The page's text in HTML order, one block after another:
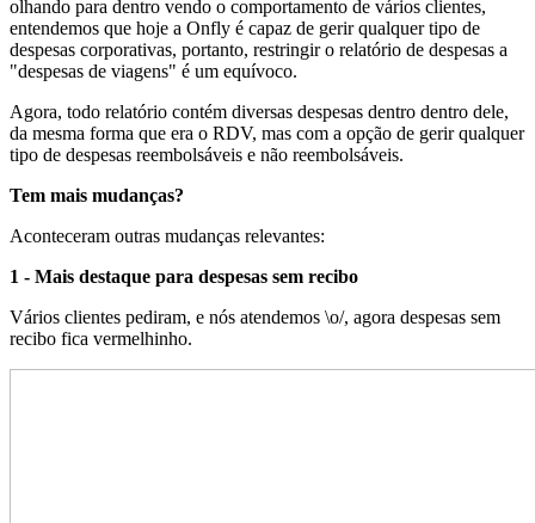
olhando para dentro vendo o comportamento de vários clientes,
entendemos que hoje a Onfly é capaz de gerir qualquer tipo de
despesas corporativas, portanto, restringir o relatório de despesas a
"despesas de viagens" é um equívoco.
Agora, todo relatório contém diversas despesas dentro dentro dele,
da mesma forma que era o RDV, mas com a opção de gerir qualquer
tipo de despesas reembolsáveis e não reembolsáveis.
Tem mais mudanças?
Aconteceram outras mudanças relevantes:
1 - Mais destaque para despesas sem recibo
Vários clientes pediram, e nós atendemos \o/, agora despesas sem
recibo fica vermelhinho.